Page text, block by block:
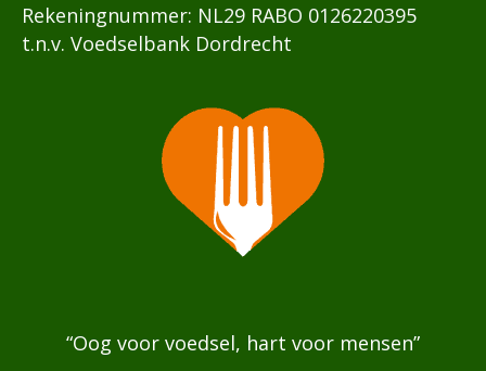
Rekeningnummer: NL29 RABO 0126220395
t.n.v. Voedselbank Dordrecht
“Oog voor voedsel, hart voor mensen”